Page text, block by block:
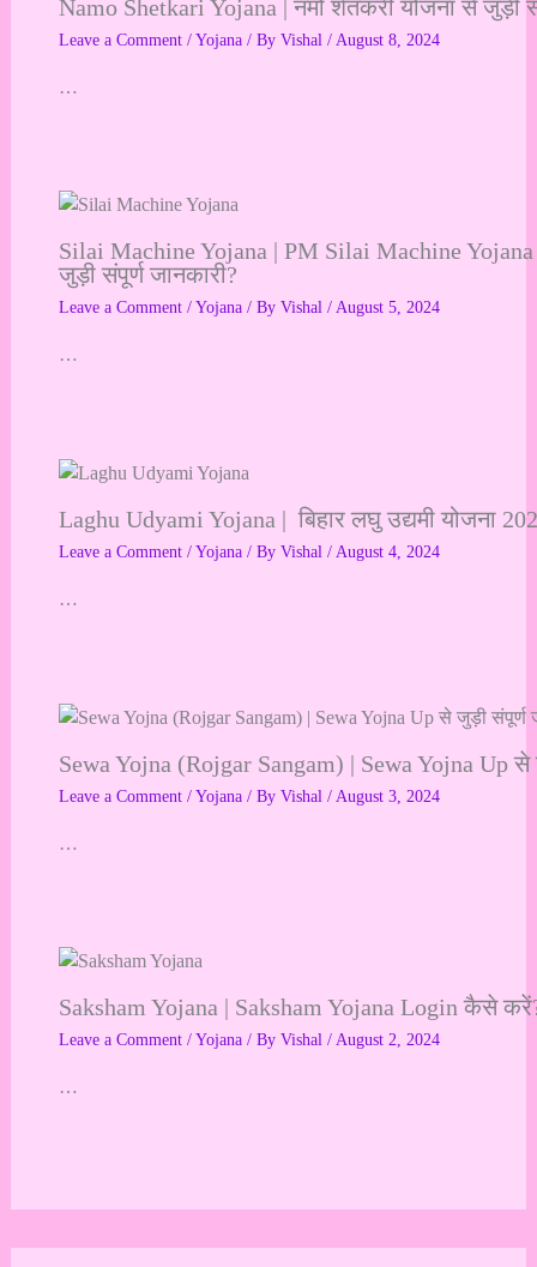
Namo Shetkari Yojana | नमो शेतकरी योजना से जुड़ी
Leave a Comment / Yojana/ By Vishal / August 8, 2024
…
Silai Machine Yojana | PM Silai Machine Yojana
जुड़ी संपूर्ण जानकारी?
Leave a Comment / Yojana/ By Vishal / August 5, 2024
…
Laghu Udyami Yojana | बिहार लघु उद्यमी योजना
Leave a Comment / Yojana/ By Vishal / August 4, 2024
…
Sewa Yojna (Rojgar Sangam) | Sewa Yojna Up से
Leave a Comment / Yojana/ By Vishal / August 3, 2024
…
Saksham Yojana | Saksham Yojana Login कैसे
Leave a Comment / Yojana/ By Vishal / August 2, 2024
…